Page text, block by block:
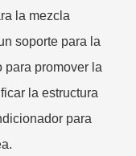
la mezcla
soporte para la
para promover la
la estructura
para